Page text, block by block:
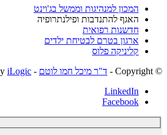
המכון למנהיגות וממשל בג'וינט
האגף להתנדבות ופילנתרופיה
חדשנות רפואית
ארגון בטרם לבטיחת ילדים
קליניקה פלוס
© ‫Copyright -
ד"ר מיכל חמו לוטם - Developed by
iLogic
LinkedIn
Facebook